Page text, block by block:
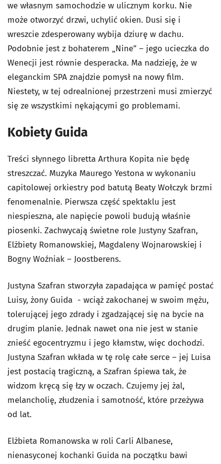
we własnym samochodzie w ulicznym korku. Nie
może otworzyć drzwi, uchylić okien. Dusi się i
wreszcie zdesperowany wybija dziurę w dachu.
Podobnie jest z bohaterem „Nine” – jego ucieczka do
Wenecji jest równie desperacka. Ma nadzieję, że w
eleganckim SPA znajdzie pomysł na nowy film.
Niestety, w tej odrealnionej przestrzeni musi zmierzyć
się ze wszystkimi nękającymi go problemami.
Kobiety Guida
Treści słynnego libretta Arthura Kopita nie będę
streszczać. Muzyka Maurego Yestona w wykonaniu
capitolowej orkiestry pod batutą Beaty Wołczyk brzmi
fenomenalnie. Pierwsza część spektaklu jest
niespieszna, ale napięcie powoli budują właśnie
piosenki. Zachwycają świetne role Justyny Szafran,
Elżbiety Romanowskiej, Magdaleny Wojnarowskiej i
Bogny Woźniak – Joostberens.
Justyna Szafran stworzyła zapadająca w pamięć postać
Luisy, żony Guida - wciąż zakochanej w swoim mężu,
tolerującej jego zdrady i zgadzającej się na bycie na
drugim planie. Jednak nawet ona nie jest w stanie
znieść egocentryzmu i jego kłamstw, więc dochodzi.
Justyna Szafran wkłada w tę rolę całe serce – jej Luisa
jest postacią tragiczną, a Szafran śpiewa tak, że
widzom kręcą się łzy w oczach. Czujemy jej żal,
melancholię, złudzenia i samotność, które przeżywa
od lat.
Elżbieta Romanowska w roli Carli Albanese,
nienasyconej kochanki Guida na początku bawi